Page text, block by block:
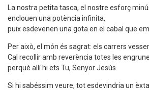
La nostra petita tasca, el nostre esforç
enclouen una potència infinita,
puix esdevenen una gota en el cabal que
Per això, el món és sagrat: els carrers
Cal recollir amb reverència totes les
perquè allí hi ets Tu, Senyor Jesús.
Si hi sabéssim veure, tot esdevindria un